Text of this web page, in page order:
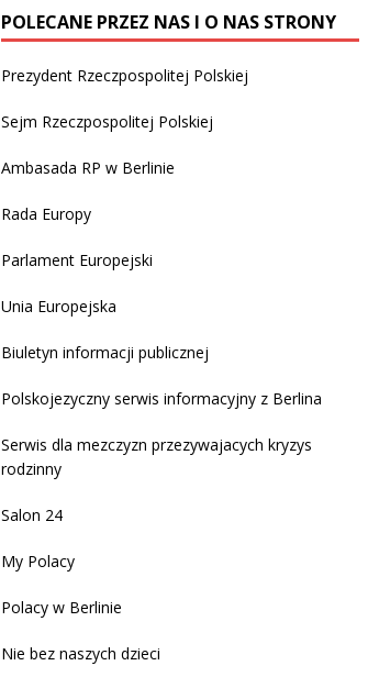
POLECANE PRZEZ NAS I O NAS STRONY
Prezydent Rzeczpospolitej Polskiej
Sejm Rzeczpospolitej Polskiej
Ambasada RP w Berlinie
Rada Europy
Parlament Europejski
Unia Europejska
Biuletyn informacji publicznej
Polskojezyczny serwis informacyjny z Berlina
Serwis dla mezczyzn przezywajacych kryzys
rodzinny
Salon 24
My Polacy
Polacy w Berlinie
Nie bez naszych dzieci